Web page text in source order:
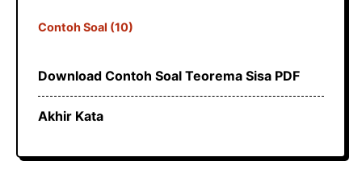
Contoh Soal (10)
Download Contoh Soal Teorema Sisa PDF
Akhir Kata